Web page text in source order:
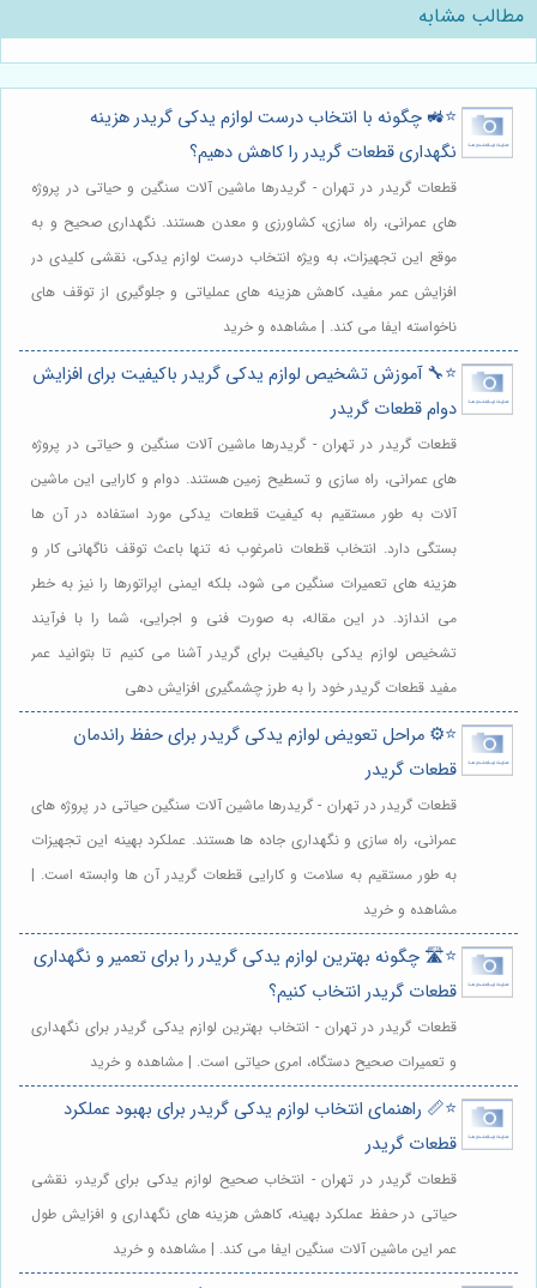
مطالب مشابه
⭐️🚜 چگونه با انتخاب درست لوازم یدکی گریدر هزینه
نگهداری قطعات گریدر را کاهش دهیم؟
قطعات گریدر در تهران - گریدرها ماشین آلات سنگین و حیاتی در پروژه
های عمرانی، راه سازی، کشاورزی و معدن هستند. نگهداری صحیح و به
موقع این تجهیزات، به ویژه انتخاب درست لوازم یدکی، نقشی کلیدی در
افزایش عمر مفید، کاهش هزینه های عملیاتی و جلوگیری از توقف های
ناخواسته ایفا می کند. | مشاهده و خرید
⭐️🔧 آموزش تشخیص لوازم یدکی گریدر باکیفیت برای افزایش
دوام قطعات گریدر
قطعات گریدر در تهران - گریدرها ماشین آلات سنگین و حیاتی در پروژه
های عمرانی، راه سازی و تسطیح زمین هستند. دوام و کارایی این ماشین
آلات به طور مستقیم به کیفیت قطعات یدکی مورد استفاده در آن ها
بستگی دارد. انتخاب قطعات نامرغوب نه تنها باعث توقف ناگهانی کار و
هزینه های تعمیرات سنگین می شود، بلکه ایمنی اپراتورها را نیز به خطر
می اندازد. در این مقاله، به صورت فنی و اجرایی، شما را با فرآیند
تشخیص لوازم یدکی باکیفیت برای گریدر آشنا می کنیم تا بتوانید عمر
مفید قطعات گریدر خود را به طرز چشمگیری افزایش دهی
⭐️⚙️ مراحل تعویض لوازم یدکی گریدر برای حفظ راندمان
قطعات گریدر
قطعات گریدر در تهران - گریدرها ماشین آلات سنگین حیاتی در پروژه های
عمرانی، راه سازی و نگهداری جاده ها هستند. عملکرد بهینه این تجهیزات
به طور مستقیم به سلامت و کارایی قطعات گریدر آن ها وابسته است. |
مشاهده و خرید
⭐️🛣️ چگونه بهترین لوازم یدکی گریدر را برای تعمیر و نگهداری
قطعات گریدر انتخاب کنیم؟
قطعات گریدر در تهران - انتخاب بهترین لوازم یدکی گریدر برای نگهداری
و تعمیرات صحیح دستگاه، امری حیاتی است. | مشاهده و خرید
⭐️📏 راهنمای انتخاب لوازم یدکی گریدر برای بهبود عملکرد
قطعات گریدر
قطعات گریدر در تهران - انتخاب صحیح لوازم یدکی برای گریدر، نقشی
حیاتی در حفظ عملکرد بهینه، کاهش هزینه های نگهداری و افزایش طول
عمر این ماشین آلات سنگین ایفا می کند. | مشاهده و خرید